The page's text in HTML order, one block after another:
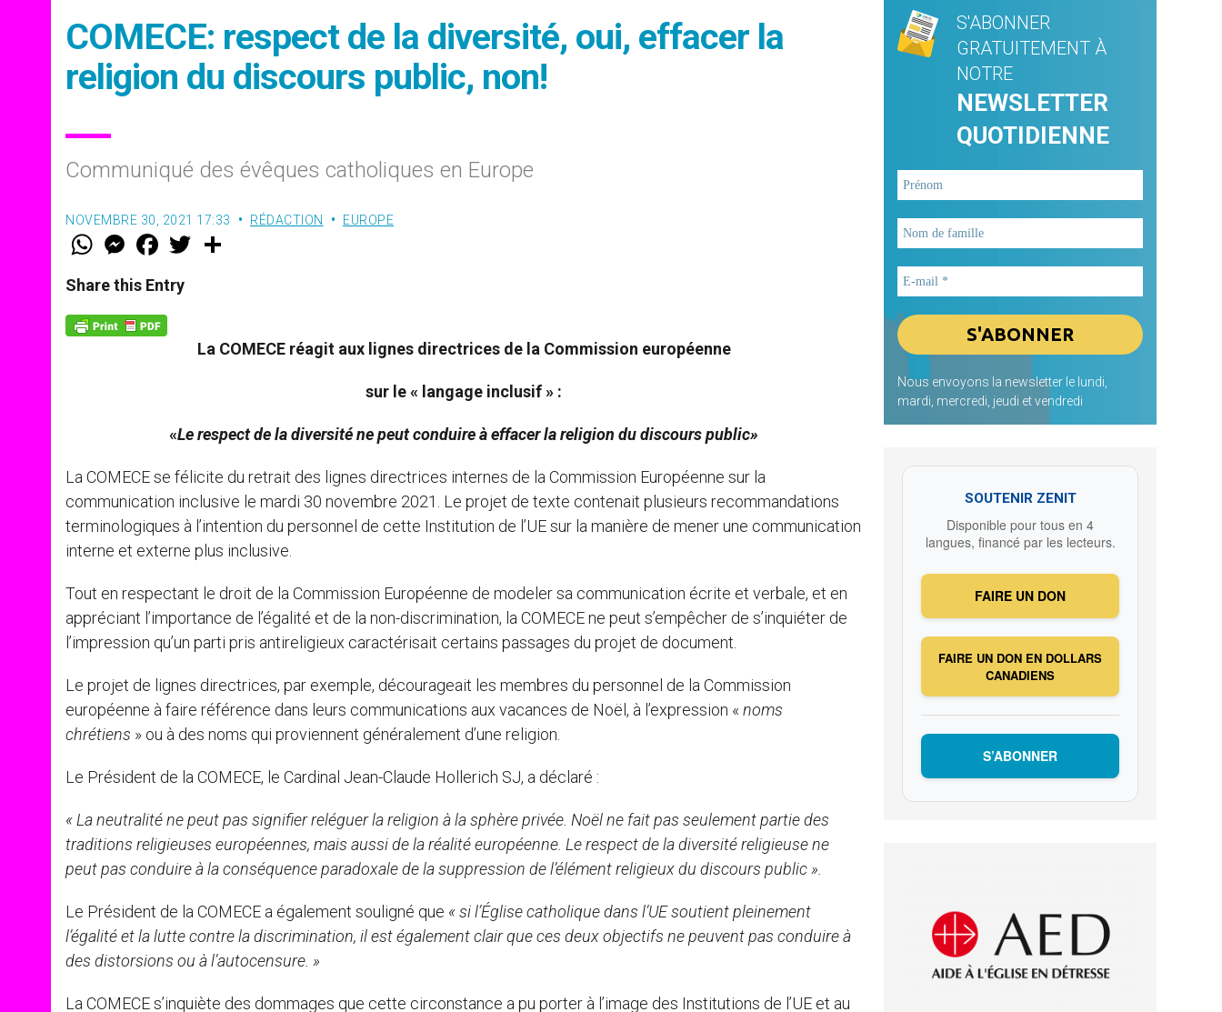
COMECE: respect de la diversité, oui, effacer la
religion du discours public, non!
Communiqué des évêques catholiques en Europe
NOVEMBRE 30, 2021 17:33 RÉDACTION EUROPE
W
t
s
p
p
M
e
s
e
g
e
F
a
e
b
o
k
w
Share this Entry
La COMECE réagit aux lignes directrices de la Commission européenne
sur le « langage inclusif » :
«Le respect de la diversité ne peut conduire à effacer la religion du discours public»
La COMECE se félicite du retrait des lignes directrices internes de la Commission Européenne sur la
communication inclusive le mardi 30 novembre 2021. Le projet de texte contenait plusieurs recommandations
terminologiques à l’intention du personnel de cette Institution de l’UE sur la manière de mener une communication
interne et externe plus inclusive.
Tout en respectant le droit de la Commission Européenne de modeler sa communication écrite et verbale, et en
appréciant l’importance de l’égalité et de la non-discrimination, la COMECE ne peut s’empêcher de s’inquiéter de
l’impression qu’un parti pris antireligieux caractérisait certains passages du projet de document.
Le projet de lignes directrices, par exemple, décourageait les membres du personnel de la Commission
européenne à faire référence dans leurs communications aux vacances de Noël, à l’expression « noms
chrétiens » ou à des noms qui proviennent généralement d’une religion.
Le Président de la COMECE, le Cardinal Jean-Claude Hollerich SJ, a déclaré :
« La neutralité ne peut pas signifier reléguer la religion à la sphère privée. Noël ne fait pas seulement partie des
traditions religieuses européennes, mais aussi de la réalité européenne. Le respect de la diversité religieuse ne
peut pas conduire à la conséquence paradoxale de la suppression de l’élément religieux du discours public ».
Le Président de la COMECE a également souligné que « si l’Église catholique dans l’UE soutient pleinement
l’égalité et la lutte contre la discrimination, il est également clair que ces deux objectifs ne peuvent pas conduire à
des distorsions ou à l’autocensure. »
La COMECE s’inquiète des dommages que cette circonstance a pu porter à l’image des Institutions de l’UE et au
S'ABONNER
GRATUITEMENT À
NOTRE
NEWSLETTER
QUOTIDIENNE
Nous envoyons la newsletter le lundi,
mardi, mercredi, jeudi et vendredi
SOUTENIR ZENIT
Disponible pour tous en 4
langues, financé par les lecteurs.
FAIRE UN DON
FAIRE UN DON EN DOLLARS
CANADIENS
S’ABONNER